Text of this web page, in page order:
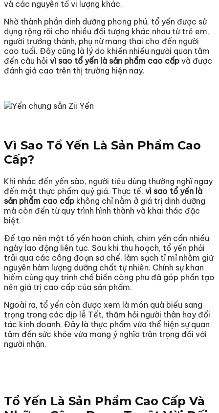
và các nguyên tố vi lượng khác.
Nhờ thành phần dinh dưỡng phong phú, tổ yến được sử
dụng rộng rãi cho nhiều đối tượng khác nhau từ trẻ em,
người trưởng thành, phụ nữ mang thai cho đến người
cao tuổi. Đây cũng là lý do khiến nhiều người quan tâm
đến câu hỏi vì sao tổ yến là sản phẩm cao cấp và được
đánh giá cao trên thị trường hiện nay.
Vì Sao Tổ Yến Là Sản Phẩm Cao
Cấp?
Khi nhắc đến yến sào, người tiêu dùng thường nghĩ ngay
đến một thực phẩm quý giá. Thực tế, vì sao tổ yến là
sản phẩm cao cấp không chỉ nằm ở giá trị dinh dưỡng
mà còn đến từ quy trình hình thành và khai thác đặc
biệt.
Để tạo nên một tổ yến hoàn chỉnh, chim yến cần nhiều
ngày lao động liên tục. Sau khi thu hoạch, tổ yến phải
trải qua các công đoạn sơ chế, làm sạch tỉ mỉ nhằm giữ
nguyên hàm lượng dưỡng chất tự nhiên. Chính sự khan
hiếm cùng quy trình chế biến công phu đã góp phần tạo
nên giá trị cao cấp của sản phẩm.
Ngoài ra, tổ yến còn được xem là món quà biếu sang
trọng trong các dịp lễ Tết, thăm hỏi người thân hay đối
tác kinh doanh. Đây là thực phẩm vừa thể hiện sự quan
tâm đến sức khỏe vừa mang ý nghĩa trân trọng đối với
người nhận.
Tổ Yến Là Sản Phẩm Cao Cấp Và